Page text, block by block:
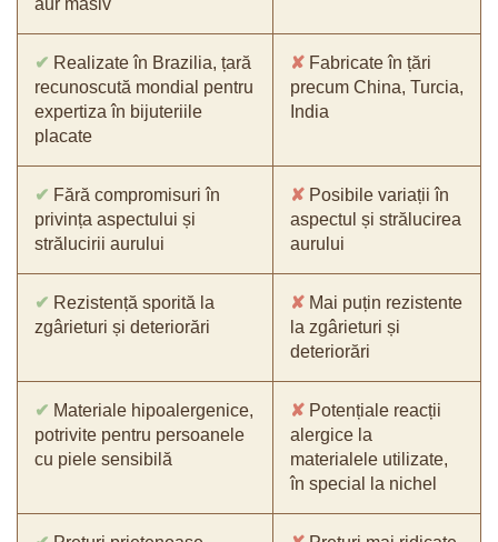
aur masiv
✔ Realizate în Brazilia, țară
recunoscută mondial pentru
expertiza în bijuteriile
placate
✘ Fabricate în țări
precum China, Turcia,
India
✔ Fără compromisuri în
privința aspectului și
strălucirii aurului
✘ Posibile variații în
aspectul și strălucirea
aurului
✔ Rezistență sporită la
zgârieturi și deteriorări
✘ Mai puțin rezistente
la zgârieturi și
deteriorări
✔ Materiale hipoalergenice,
potrivite pentru persoanele
cu piele sensibilă
✘ Potențiale reacții
alergice la
materialele utilizate,
în special la nichel